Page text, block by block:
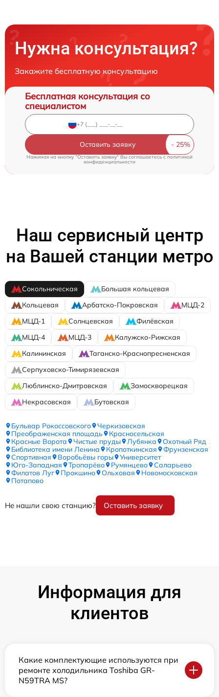
Нужна консультация?
Закажите бесплатную консультацию
Бесплатная консультация со
специалистом
Оставить заявку
Нажимая на кнопку "Оставить заявку" Вы соглашаетесь cполитикой
конфиденциальности
Наш сервисный центр
на Вашей станции метро
Сокольническая
Большая кольцевая
Кольцевая
Арбатско-Покровская
МЦД-2
МЦД-1
Солнцевская
Филёвская
МЦД-4
МЦД-3
Калужско-Рижская
Калининская
Таганско-Краснопресненская
Серпуховско-Тимирязевская
Люблинско-Дмитровская
Замоскворецкая
Некрасовская
Бутовская
Бульвар Рокоссовского
Черкизовская
Преображенская площадь
Красносельская
Красные Ворота
Чистые пруды Лубянка
Охотный Ряд
Библиотека имени Ленина
Кропоткинская
Фрунзенская
Спортивная
Воробьёвы горы
Университет
Юго-Западная
Тропарёво Румянцево
Саларьево
Филатов Луг
Прокшино Ольховая
Новомосковская
Потапово
Не нашли свою станцию? Оставить заявку
Информация для
клиентов
Какие комплектующие используются при
ремонте холодильника Toshiba GR-
N59TRA MS?